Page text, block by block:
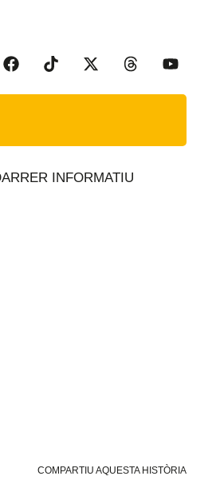
INFORMATIU
COMPARTIU AQUESTA HISTÒRIA